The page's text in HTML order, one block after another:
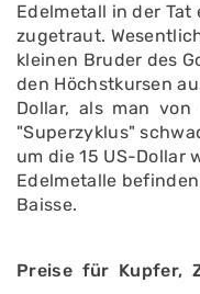
Edelmetall in der
zugetraut.
klei­nen Bruder des
den Höchstkursen
Dollar, als man von
"Superzyklus"
um die 15 US-Dollar
Edelmetalle
Baisse.
Preise für Kupfer,